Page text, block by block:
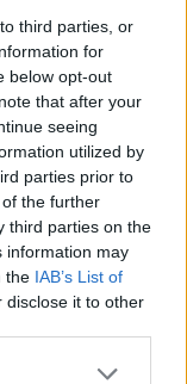
third parties, or
for
below opt-out
that after your
seeing
utilized by
parties prior to
the further
third parties on the
information may
the IAB’s List of
disclose it to other
or more Google
σήμερα,
ηφρεγάτα
ναυαρχίδα
όσων
ελληνικής
Κυριάκου
Μακρόντο